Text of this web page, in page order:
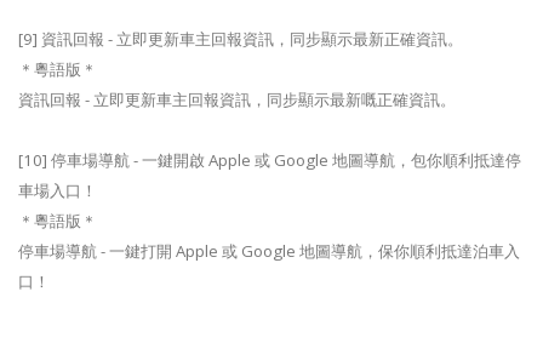
[9] 資訊回報 - 立即更新車主回報資訊，同步顯示最新正確資訊。
＊粵語版＊
資訊回報 - 立即更新車主回報資訊，同步顯示最新嘅正確資訊。
[10] 停車場導航 - 一鍵開啟 Apple 或 Google 地圖導航，包你順利抵達停
車場入口！
＊粵語版＊
停車場導航 - 一鍵打開 Apple 或 Google 地圖導航，保你順利抵達泊車入
口！